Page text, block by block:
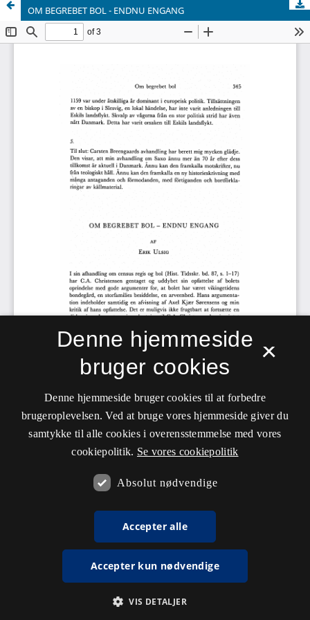
OM BEGREBET BOL - ENDNU ENGANG
×
Denne hjemmeside
bruger cookies
Denne hjemmeside bruger cookies til at forbedre
brugeroplevelsen. Ved at bruge vores hjemmeside giver du
samtykke til alle cookies i overensstemmelse med vores
cookiepolitik. Se vores cookiepolitik
Absolut nødvendige
Accepter alle
Accepter kun nødvendige
VIS DETALJER